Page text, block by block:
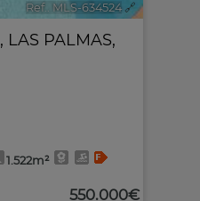
Ref.. MLS-634524 🔗
, LAS PALMAS,
1.522m²
550.000€